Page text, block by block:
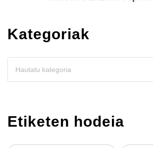
Kategoriak
Etiketen hodeia